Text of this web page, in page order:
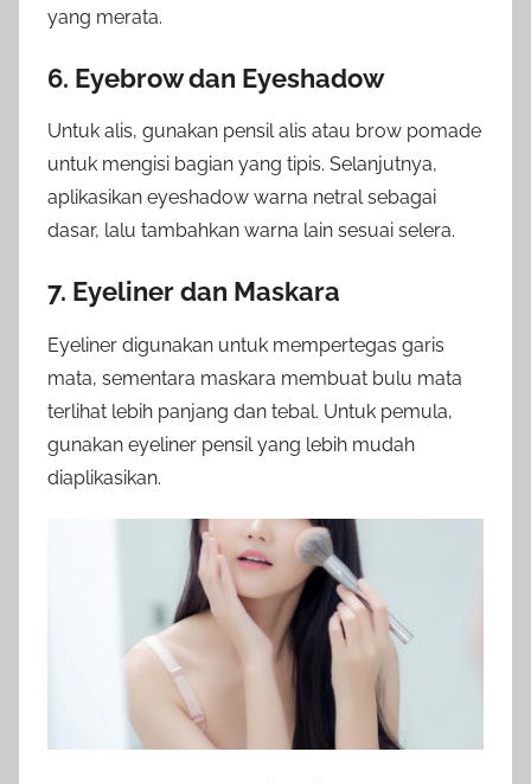
yang merata.
6. Eyebrow dan Eyeshadow
Untuk alis, gunakan pensil alis atau brow pomade
untuk mengisi bagian yang tipis. Selanjutnya,
aplikasikan eyeshadow warna netral sebagai
dasar, lalu tambahkan warna lain sesuai selera.
7. Eyeliner dan Maskara
Eyeliner digunakan untuk mempertegas garis
mata, sementara maskara membuat bulu mata
terlihat lebih panjang dan tebal. Untuk pemula,
gunakan eyeliner pensil yang lebih mudah
diaplikasikan.